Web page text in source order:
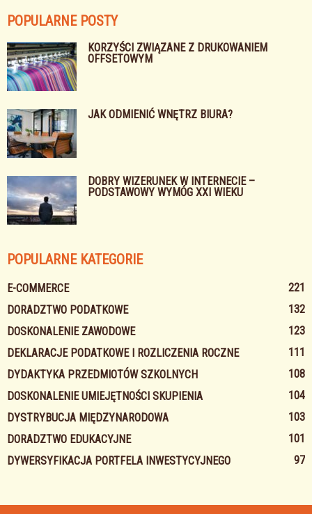
POPULARNE POSTY
KORZYŚCI ZWIĄZANE Z DRUKOWANIEM
OFFSETOWYM
JAK ODMIENIĆ WNĘTRZ BIURA?
DOBRY WIZERUNEK W INTERNECIE –
PODSTAWOWY WYMÓG XXI WIEKU
POPULARNE KATEGORIE
E-COMMERCE
221
DORADZTWO PODATKOWE
132
DOSKONALENIE ZAWODOWE
123
DEKLARACJE PODATKOWE I ROZLICZENIA ROCZNE
111
DYDAKTYKA PRZEDMIOTÓW SZKOLNYCH
108
DOSKONALENIE UMIEJĘTNOŚCI SKUPIENIA
104
DYSTRYBUCJA MIĘDZYNARODOWA
103
DORADZTWO EDUKACYJNE
101
DYWERSYFIKACJA PORTFELA INWESTYCYJNEGO
97